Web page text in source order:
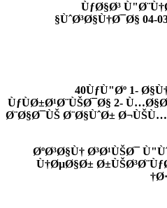
ÙƒØ§Ø³
ÙˆØ³Ø§Ù†Ø¯Ø§ 04-
40ÙƒÙ"Øº 1-
ÙƒÙØ±Ø¹Ø¨ÙŠØ¯Ø§ 2-
Ø¨Ø§Ø¯ÙŠ Ø¨Ø§ÙˆØ±
ØºØ³Ø§Ù† Ø³Ø¹ÙŠØ¯
Ù†ØµØ§Ø±